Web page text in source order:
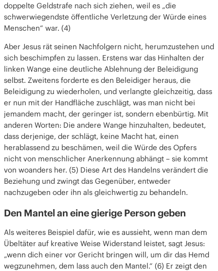
doppelte Geldstrafe nach sich ziehen, weil es „die
schwerwiegendste öffentliche Verletzung der Würde eines
Menschen“ war. (4)
Aber Jesus rät seinen Nachfolgern nicht, herumzustehen und
sich beschimpfen zu lassen. Erstens war das Hinhalten der
linken Wange eine deutliche Ablehnung der Beleidigung
selbst. Zweitens forderte es den Beleidiger heraus, die
Beleidigung zu wiederholen, und verlangte gleichzeitig, dass
er nun mit der Handfläche zuschlägt, was man nicht bei
jemandem macht, der geringer ist, sondern ebenbürtig. Mit
anderen Worten: Die andere Wange hinzuhalten, bedeutet,
dass derjenige, der schlägt, keine Macht hat, einen
herablassend zu beschämen, weil die Würde des Opfers
nicht von menschlicher Anerkennung abhängt – sie kommt
von woanders her. (5) Diese Art des Handelns verändert die
Beziehung und zwingt das Gegenüber, entweder
nachzugeben oder ihn als gleichwertig zu behandeln.
Den Mantel an eine gierige Person geben
Als weiteres Beispiel dafür, wie es aussieht, wenn man dem
Übeltäter auf kreative Weise Widerstand leistet, sagt Jesus:
„wenn dich einer vor Gericht bringen will, um dir das Hemd
wegzunehmen, dem lass auch den Mantel.“ (6) Er zeigt den